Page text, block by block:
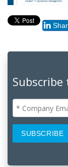
Subscribe